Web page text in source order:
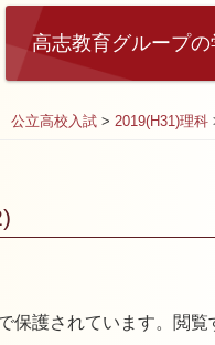
高志教育グループの
公立高校入試 > 2019(H31)理科
保護されています。閲